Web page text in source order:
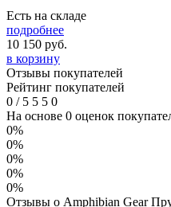
Есть на складе
подробнее
10 150 руб.
в корзину
Отзывы покупателей
Рейтинг покупателей
0 /5 5 5 0
На основе 0 оценок
0%
0%
0%
0%
0%
Отзывы о Amphibian Gear